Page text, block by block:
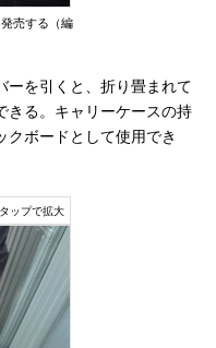
売する（編
を引くと、折り畳まれて
きる。キャリーケースの持
クボードとして使用でき